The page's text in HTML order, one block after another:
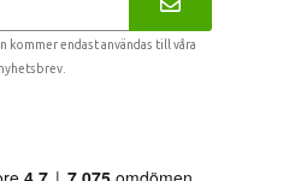
kommer endast användas till våra
nyhetsbrev.